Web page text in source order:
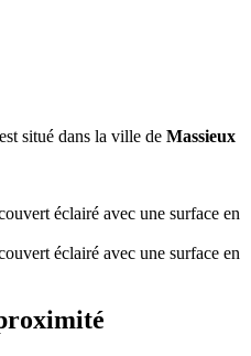
est situé dans la ville de Massieux
éclairé avec une surface en
éclairé avec une surface en